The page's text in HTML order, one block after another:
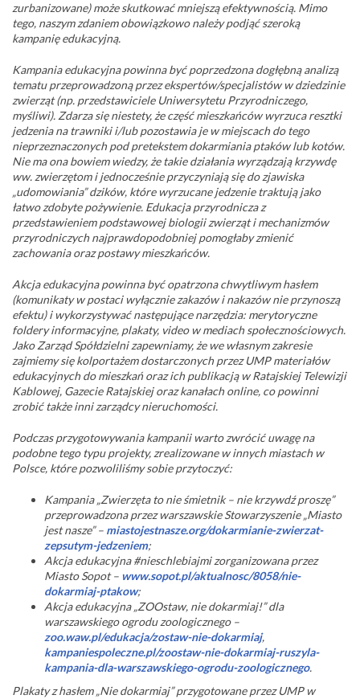
zurbanizowane) może skutkować mniejszą efektywnością. Mimo
tego, naszym zdaniem obowiązkowo należy podjąć szeroką
kampanię edukacyjną.
Kampania edukacyjna powinna być poprzedzona dogłębną analizą
tematu przeprowadzoną przez ekspertów/specjalistów w dziedzinie
zwierząt (np. przedstawiciele Uniwersytetu Przyrodniczego,
myśliwi). Zdarza się niestety, że część mieszkańców wyrzuca resztki
jedzenia na trawniki i/lub pozostawia je w miejscach do tego
nieprzeznaczonych pod pretekstem dokarmiania ptaków lub kotów.
Nie ma ona bowiem wiedzy, że takie działania wyrządzają krzywdę
ww. zwierzętom i jednocześnie przyczyniają się do zjawiska
„udomowiania” dzików, które wyrzucane jedzenie traktują jako
łatwo zdobyte pożywienie. Edukacja przyrodnicza z
przedstawieniem podstawowej biologii zwierząt i mechanizmów
przyrodniczych najprawdopodobniej pomogłaby zmienić
zachowania oraz postawy mieszkańców.
Akcja edukacyjna powinna być opatrzona chwytliwym hasłem
(komunikaty w postaci wyłącznie zakazów i nakazów nie przynoszą
efektu) i wykorzystywać następujące narzędzia: merytoryczne
foldery informacyjne, plakaty, video w mediach społecznościowych.
Jako Zarząd Spółdzielni zapewniamy, że we własnym zakresie
zajmiemy się kolportażem dostarczonych przez UMP materiałów
edukacyjnych do mieszkań oraz ich publikacją w Ratajskiej Telewizji
Kablowej, Gazecie Ratajskiej oraz kanałach online, co powinni
zrobić także inni zarządcy nieruchomości.
Podczas przygotowywania kampanii warto zwrócić uwagę na
podobne tego typu projekty, zrealizowane w innych miastach w
Polsce, które pozwoliliśmy sobie przytoczyć:
Kampania „Zwierzęta to nie śmietnik – nie krzywdź proszę”
przeprowadzona przez warszawskie Stowarzyszenie „Miasto
jest nasze” – miastojestnasze.org/dokarmianie-zwierzat-
zepsutym-jedzeniem;
Akcja edukacyjna #nieschlebiajmi zorganizowana przez
Miasto Sopot – www.sopot.pl/aktualnosc/8058/nie-
dokarmiaj-ptakow;
Akcja edukacyjna „ZOOstaw, nie dokarmiaj!” dla
warszawskiego ogrodu zoologicznego –
zoo.waw.pl/edukacja/zostaw-nie-dokarmiaj,
kampaniespoleczne.pl/zoostaw-nie-dokarmiaj-ruszyla-
kampania-dla-warszawskiego-ogrodu-zoologicznego.
Plakaty z hasłem „Nie dokarmiaj” przygotowane przez UMP w